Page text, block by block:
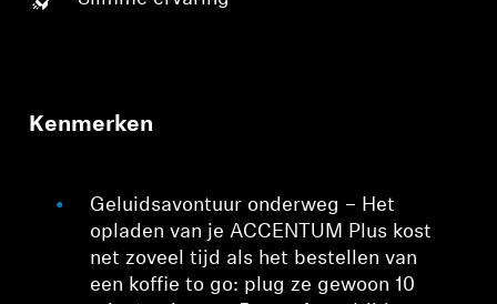
Kenmerken
Geluidsavontuur onderweg – Het
opladen van je ACCENTUM Plus kost
net zoveel tijd als het bestellen van
een koffie to go: plug ze gewoon 10